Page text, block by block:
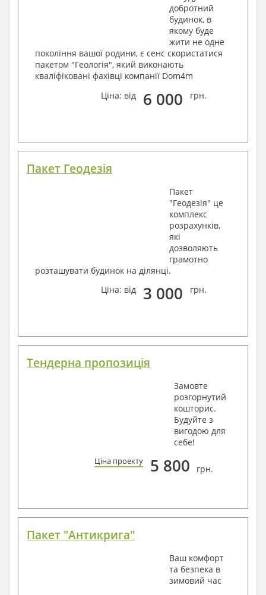
добротний
будинок, в
якому буде
жити не одне
покоління вашої родини, є сенс скористатися
пакетом "Геологія", який виконають
кваліфіковані фахівці компанії Dom4m
Ціна: від
6 000 грн.
Пакет Геодезія
Пакет
"Геодезія" це
комплекс
розрахунків,
які
дозволяють
грамотно
розташувати будинок на ділянці.
Ціна: від
3 000 грн.
Тендерна пропозиція
Замовте
розгорнутий
кошторис.
Будуйте з
вигодою для
себе!
Ціна проекту 5 800 грн.
Пакет "Антикрига"
Ваш комфорт
та безпека в
зимовий час